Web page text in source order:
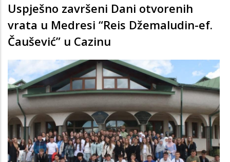
Uspješno završeni Dani otvorenih
vrata u Medresi “Reis Džemaludin-ef.
Čaušević” u Cazinu